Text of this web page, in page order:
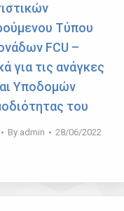
Τύπου
FCU –
για τις ανάγκες
Υποδομών
του
By admin 28/06/2022